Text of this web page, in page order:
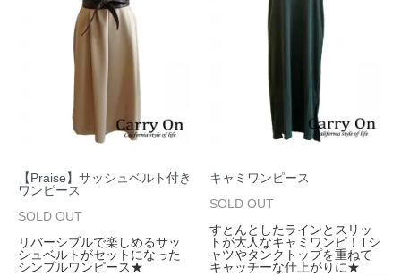
【Praise】サッシュベルト付き
ワンピース
SOLD OUT
リバーシブルで楽しめるサッ
シュベルトがセットになった
シンプルワンピース★
キャミワンピース
SOLD OUT
すとんとしたラインとスリッ
トが大人なキャミワンピ！Tシ
ャツやタンクトップを重ねて
キャッチーな仕上がりに★